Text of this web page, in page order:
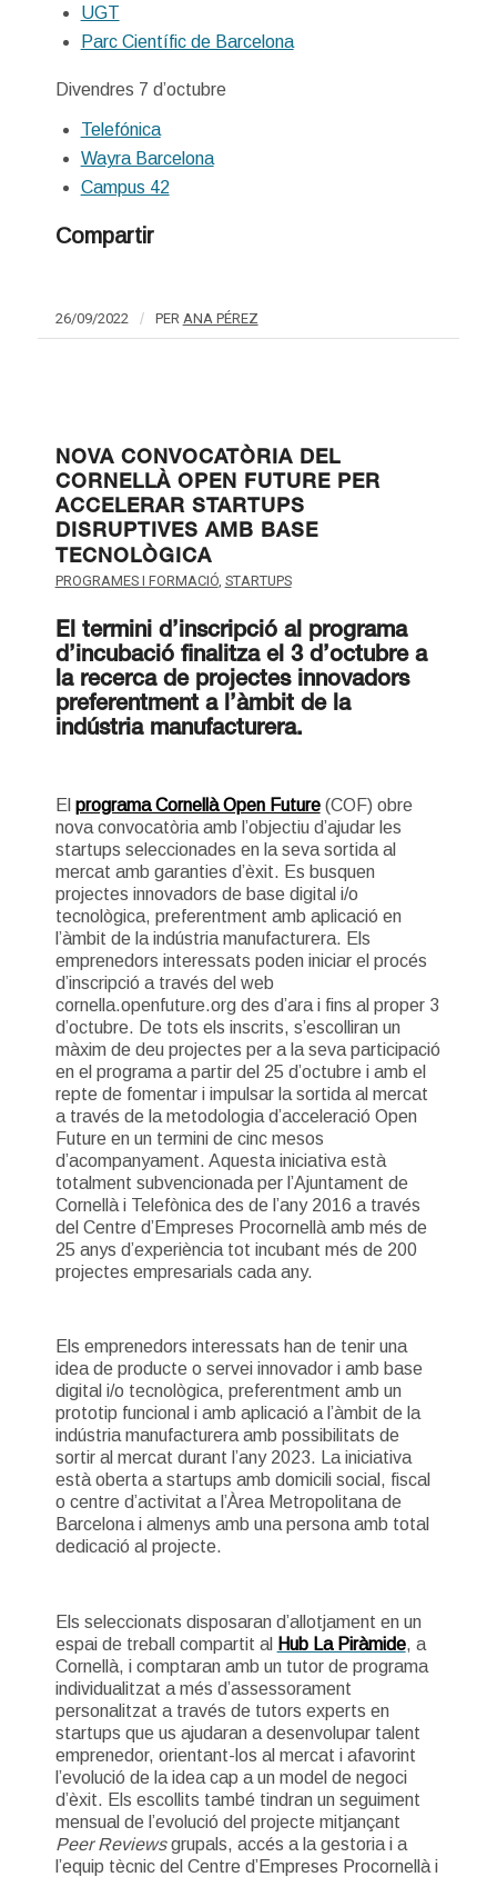
UGT
Parc Científic de Barcelona
Divendres 7 d’octubre
Telefónica
Wayra Barcelona
Campus 42
Compartir
26/09/2022 / PER ANA PÉREZ
NOVA CONVOCATÒRIA DEL
CORNELLÀ OPEN FUTURE PER
ACCELERAR STARTUPS
DISRUPTIVES AMB BASE
TECNOLÒGICA
PROGRAMES I FORMACIÓ, STARTUPS
El termini d’inscripció al programa
d’incubació finalitza el 3 d’octubre a
la recerca de projectes innovadors
preferentment a l’àmbit de la
indústria manufacturera.
El programa Cornellà Open Future (COF) obre
nova convocatòria amb l’objectiu d’ajudar les
startups seleccionades en la seva sortida al
mercat amb garanties d’èxit. Es busquen
projectes innovadors de base digital i/o
tecnològica, preferentment amb aplicació en
l’àmbit de la indústria manufacturera. Els
emprenedors interessats poden iniciar el procés
d’inscripció a través del web
cornella.openfuture.org des d’ara i fins al proper 3
d’octubre. De tots els inscrits, s’escolliran un
màxim de deu projectes per a la seva participació
en el programa a partir del 25 d’octubre i amb el
repte de fomentar i impulsar la sortida al mercat
a través de la metodologia d’acceleració Open
Future en un termini de cinc mesos
d’acompanyament. Aquesta iniciativa està
totalment subvencionada per l’Ajuntament de
Cornellà i Telefònica des de l’any 2016 a través
del Centre d’Empreses Procornellà amb més de
25 anys d’experiència tot incubant més de 200
projectes empresarials cada any.
Els emprenedors interessats han de tenir una
idea de producte o servei innovador i amb base
digital i/o tecnològica, preferentment amb un
prototip funcional i amb aplicació a l’àmbit de la
indústria manufacturera amb possibilitats de
sortir al mercat durant l’any 2023. La iniciativa
està oberta a startups amb domicili social, fiscal
o centre d’activitat a l’Àrea Metropolitana de
Barcelona i almenys amb una persona amb total
dedicació al projecte.
Els seleccionats disposaran d’allotjament en un
espai de treball compartit al Hub La Piràmide, a
Cornellà, i comptaran amb un tutor de programa
individualitzat a més d’assessorament
personalitzat a través de tutors experts en
startups que us ajudaran a desenvolupar talent
emprenedor, orientant-los al mercat i afavorint
l’evolució de la idea cap a un model de negoci
d’èxit. Els escollits també tindran un seguiment
mensual de l’evolució del projecte mitjançant
Peer Reviewsgrupals, accés a la gestoria i a
l’equip tècnic del Centre d’Empreses Procornellà i